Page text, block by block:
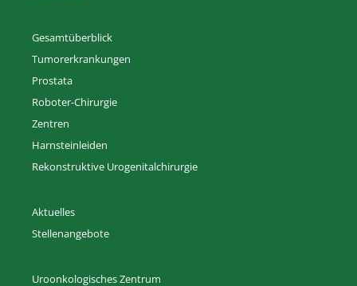
Gesamtüberblick
Tumorerkrankungen
Prostata
Roboter-Chirurgie
Zentren
Harnsteinleiden
Rekonstruktive Urogenitalchirurgie
Aktuelles
Stellenangebote
Uroonkologisches Zentrum